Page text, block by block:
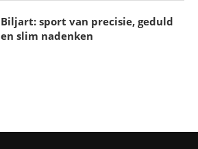
Biljart: sport van precisie, geduld
en slim nadenken